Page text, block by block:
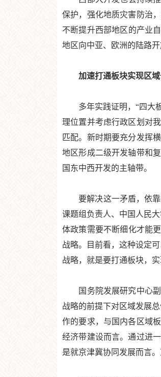
保护，强化地质灾害防治
不断提升西部地区的产业
地区向中亚、欧洲的陆路开
加速打通板块实现区域
多年实践证明，“四大板
理位置并考虑行政区划对
匹配。新时期要充分发挥
地区形成二级开发轴带和
国东中西开发的主轴带。
要解决这一矛盾，依靠的
课题组负责人、中国人民
体政策需要不断细化才能
战略。目前看，这种设定
战略，就是要打通板块，实
国务院发展研究中心副
战略的前提下对区域发展
作的要求，与国内各区域
经济带建设而言。通过进
是就京津冀协同发展而言